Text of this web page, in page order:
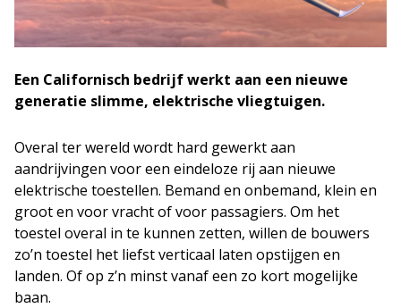
Een Californisch bedrijf werkt aan een nieuwe
generatie slimme, elektrische vliegtuigen.
Overal ter wereld wordt hard gewerkt aan
aandrijvingen voor een eindeloze rij aan nieuwe
elektrische toestellen. Bemand en onbemand, klein en
groot en voor vracht of voor passagiers. Om het
toestel overal in te kunnen zetten, willen de bouwers
zo’n toestel het liefst verticaal laten opstijgen en
landen. Of op z’n minst vanaf een zo kort mogelijke
baan.